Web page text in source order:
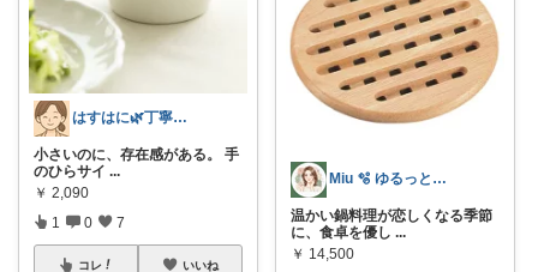
はすはに🌿丁寧な暮らし
小さいのに、存在感がある。 手
のひらサイ ...
￥ 2,090
1 0 7
コレ いいね
Miu 🫧 ゆるっと自分磨き。
温かい鍋料理が恋しくなる季節
に、食卓を優し ...
￥ 14,500